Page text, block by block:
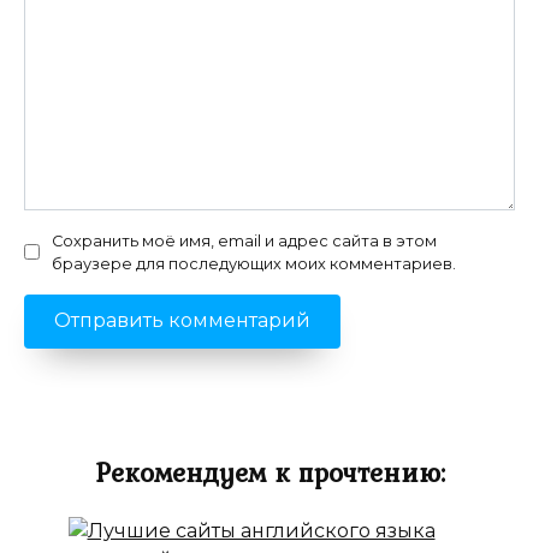
Сохранить моё имя, email и адрес сайта в этом
браузере для последующих моих комментариев.
Рекомендуем к прочтению: